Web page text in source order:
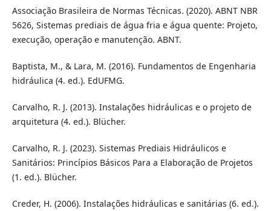
Associação Brasileira de Normas Técnicas. (2020). ABNT NBR
5626, Sistemas prediais de água fria e água quente: Projeto,
execução, operação e manutenção. ABNT.
Baptista, M., & Lara, M. (2016). Fundamentos de Engenharia
hidráulica (4. ed.). EdUFMG.
Carvalho, R. J. (2013). Instalações hidráulicas e o projeto de
arquitetura (4. ed.). Blücher.
Carvalho, R. J. (2023). Sistemas Prediais Hidráulicos e
Sanitários: Princípios Básicos Para a Elaboração de Projetos
(1. ed.). Blücher.
Creder, H. (2006). Instalações hidráulicas e sanitárias (6. ed.).